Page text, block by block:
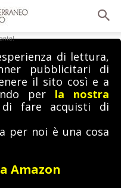
di lettura,
pubblicitari di
il sito così e a
per la nostra
fare acquisti di
per noi è una cosa
Amazon